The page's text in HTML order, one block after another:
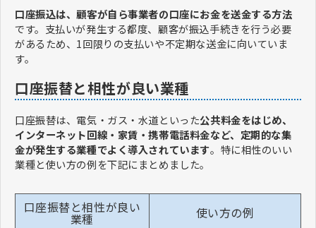
口座振込は、顧客が自ら事業者の口座にお金を送金する方法
です。支払いが発生する都度、顧客が振込手続きを行う必要
があるため、1回限りの支払いや不定期な送金に向いていま
す。
口座振替と相性が良い業種
口座振替は、電気・ガス・水道といった公共料金をはじめ、
インターネット回線・家賃・携帯電話料金など、定期的な集
金が発生する業種でよく導入されています。特に相性のいい
業種と使い方の例を下記にまとめました。
口座振替と相性が良い
業種
使い方の例